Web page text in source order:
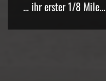
… ihr erster 1/8 Mile...